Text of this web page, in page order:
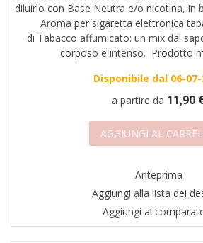
diluirlo con Base Neutra e/o nicotina, in
Aroma per sigaretta elettronica
di Tabacco affumicato: un mix dal
corposo e intenso. Prodotto
Disponibile dal 06-07-
a partire da 11,90
AGGIUNGI AL
Anteprima
Aggiungi alla lista dei
Aggiungi al